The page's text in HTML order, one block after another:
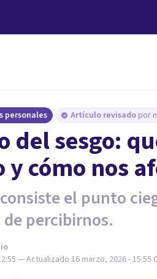
personales Artículo revisado por
del sesgo:
y cómo nos
el punto
percibirnos.
— Actualizado 16 marzo, 2026 - 15:55